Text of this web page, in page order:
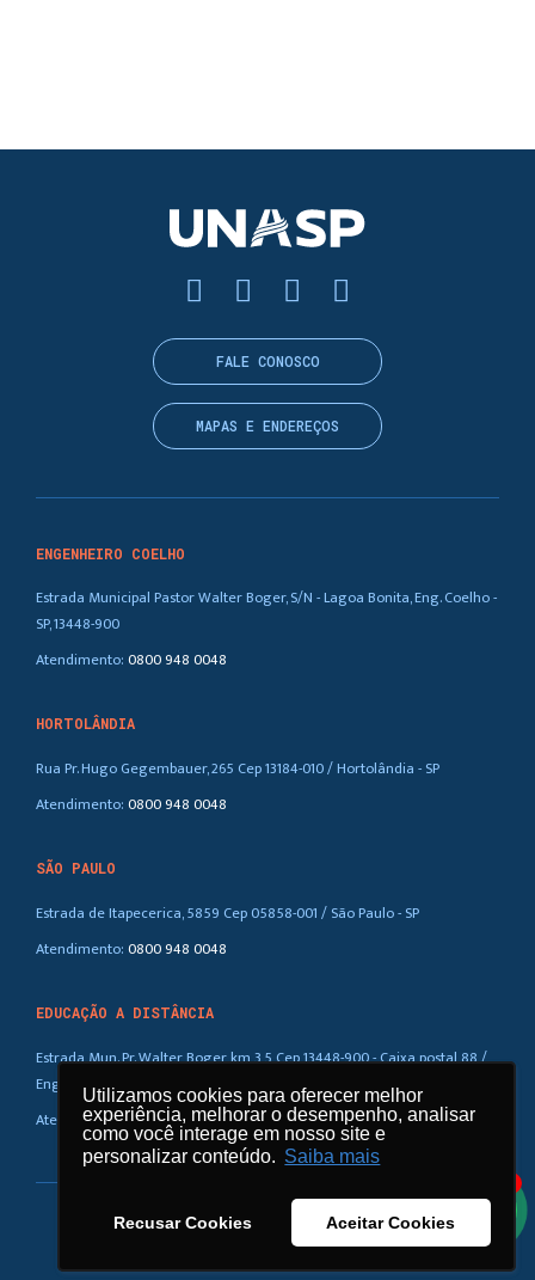
Utilizamos cookies para oferecer melhor
experiência, melhorar o desempenho, analisar
como você interage em nosso site e
personalizar conteúdo. Saiba mais
Recusar Cookies Aceitar Cookies
Utilizamos cookies para oferecer melhor
experiência, melhorar o desempenho, analisar
como você interage em nosso site e
personalizar conteúdo. Saiba mais
Recusar Cookies Aceitar Cookies
ENGENHEIRO COELHO
Estrada Municipal Pastor Walter Boger, S/N - Lagoa Bonita, Eng. Coelho -
SP, 13448-900
Atendimento:0800 948 0048
HORTOLÂNDIA
Rua Pr. Hugo Gegembauer, 265 Cep 13184-010 / Hortolândia - SP
Atendimento:0800 948 0048
SÃO PAULO
Estrada de Itapecerica, 5859 Cep 05858-001 / São Paulo - SP
Atendimento:0800 948 0048
EDUCAÇÃO A DISTÂNCIA
Estrada Mun. Pr. Walter Boger, km 3,5 Cep 13448-900 - Caixa postal 88 /
Eng. Coelho – SP
Atendimento:0800 948 0048
FALE CONOSCO
MAPAS E ENDEREÇOS